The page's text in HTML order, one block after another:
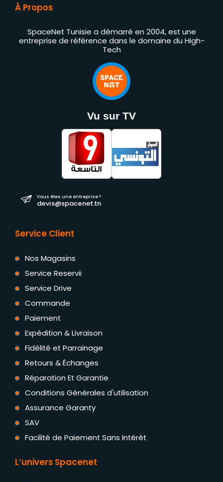
À Propos
SpaceNet Tunisie a démarré en 2004, est une
entreprise de référence dans le domaine du High-
Tech
Vu sur TV
Vous êtes une entreprise ?
devis@spacenet.tn
Service Client
Nos Magasins
Service Reservii
Service Drive
Commande
Paiement
Expédition & Livraison
Fidélité et Parrainage
Retours & Échanges
Réparation Et Garantie
Conditions Générales d'utilisation
Assurance Garanty
SAV
Facilité de Paiement Sans Intérêt
L’univers Spacenet